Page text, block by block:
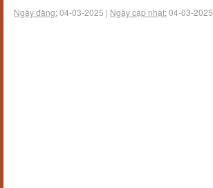
Ngày đăng:04-03-2025 | Ngày cập nhật:04-03-2025